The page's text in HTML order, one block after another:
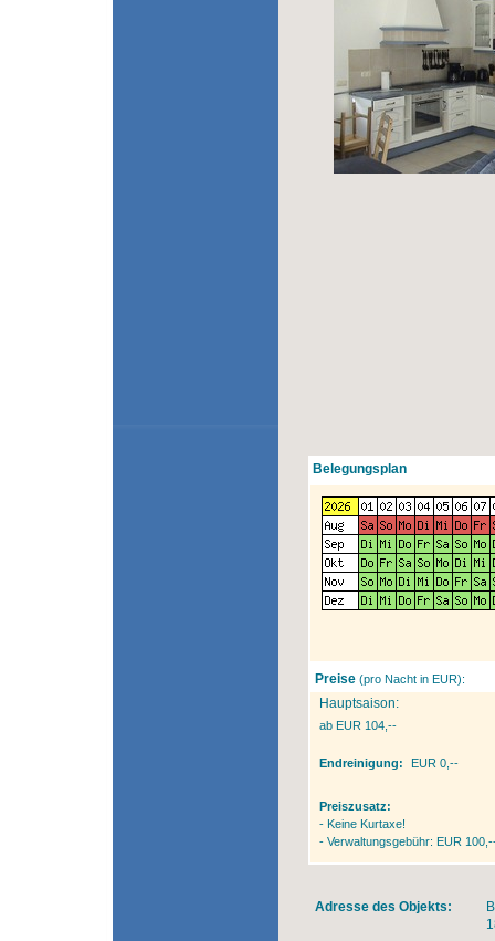
Belegungsplan
Preise (pro Nacht in EUR):
Hauptsaison:
ab EUR 104,--
Endreinigung: EUR 0,--
Preiszusatz:
- Keine Kurtaxe!
- Verwaltungsgebühr: EUR
Adresse des Objekts: